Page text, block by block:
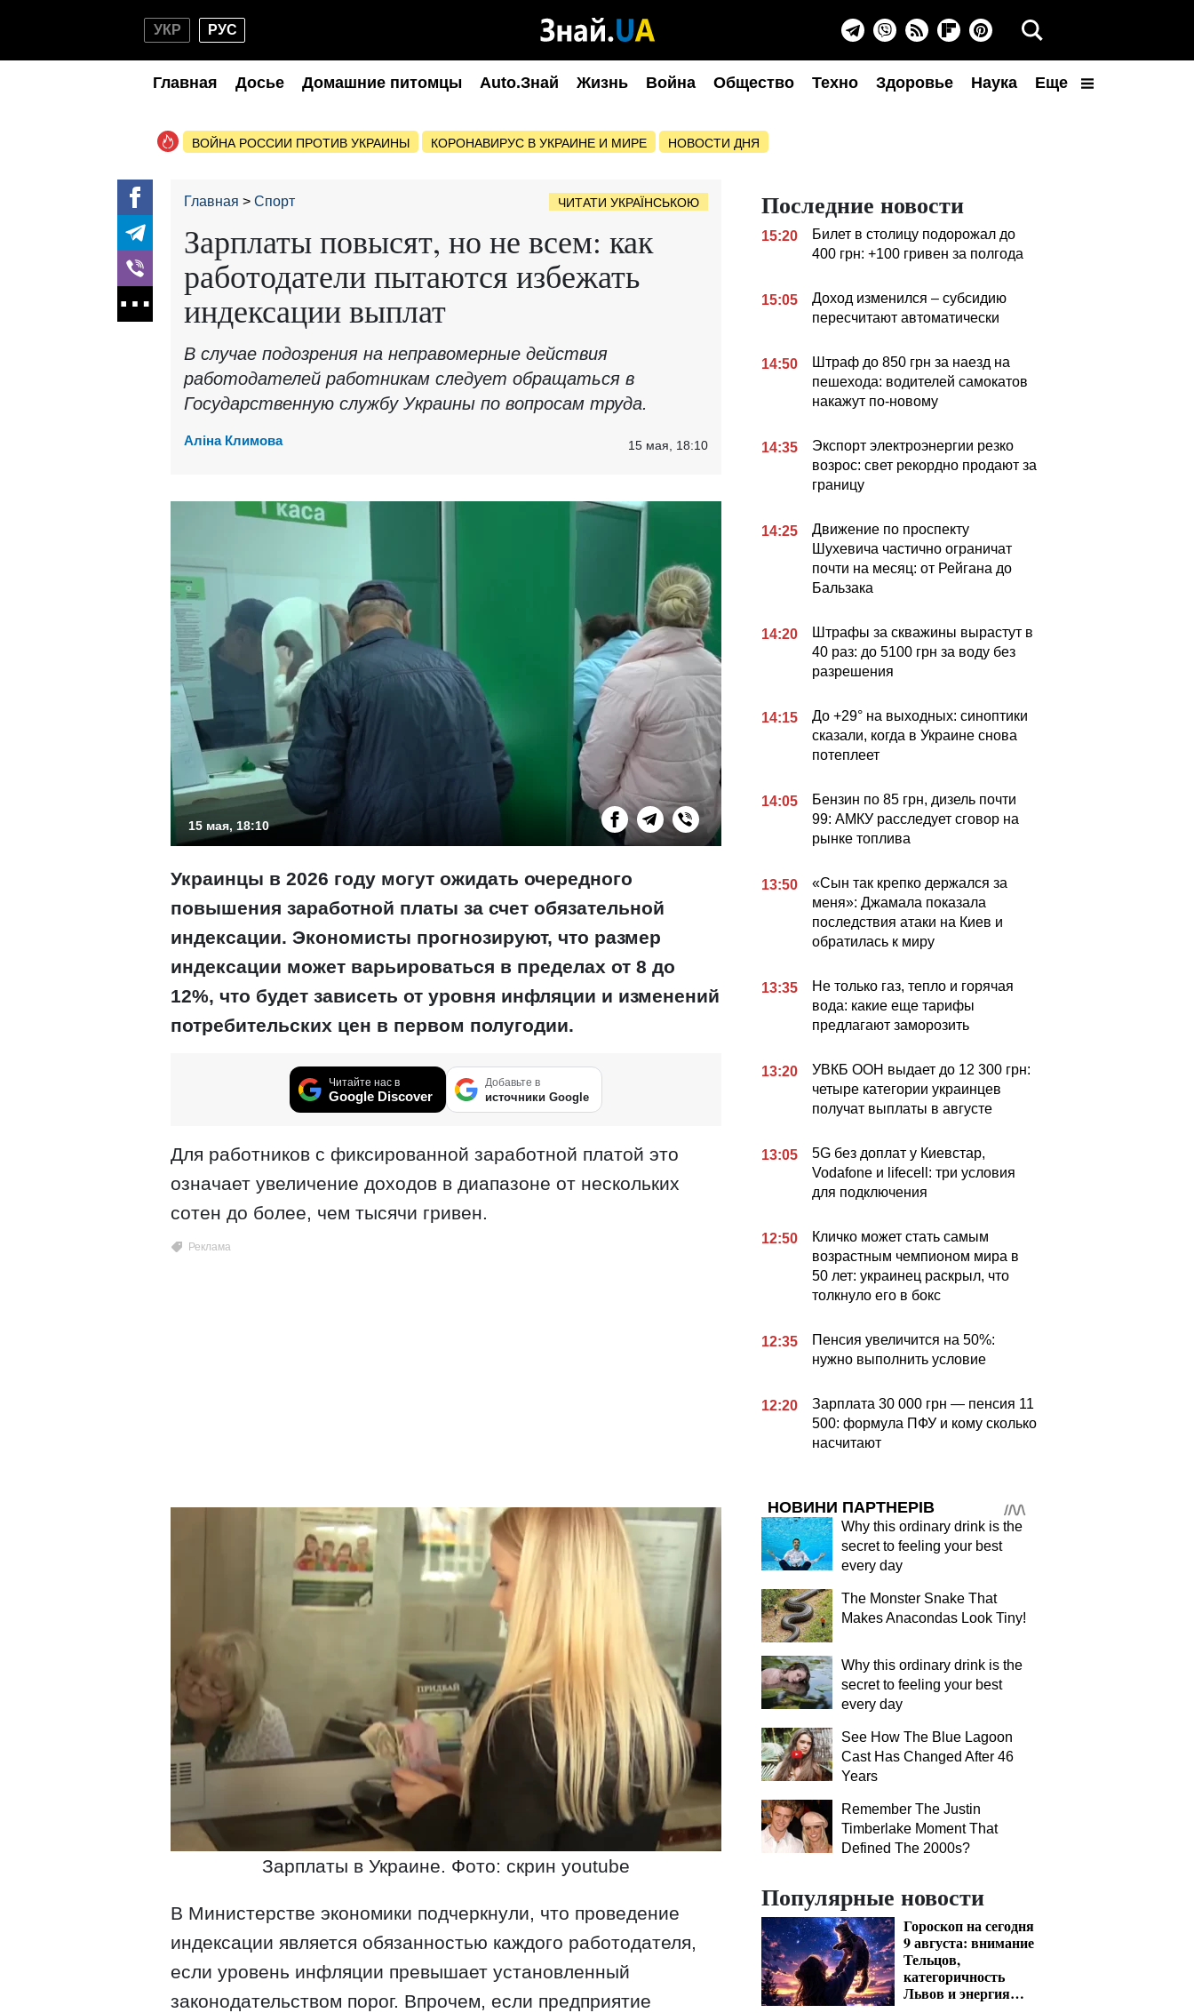
УКР РУС
Главная Досье Домашние питомцы Auto.Знай Жизнь Война Общество Техно Здоровье Наука Еще
ВОЙНА РОССИИ ПРОТИВ УКРАИНЫ КОРОНАВИРУС В УКРАИНЕ И МИРЕ НОВОСТИ ДНЯ
Главная Спорт ЧИТАТИ УКРАЇНСЬКОЮ
Зарплаты повысят, но не всем: как
работодатели пытаются избежать
индексации выплат
В случае подозрения на неправомерные действия
работодателей работникам следует обращаться в
Государственную службу Украины по вопросам труда.
Аліна Климова 15 мая, 18:10
15 мая, 18:10
Украинцы в 2026 году могут ожидать очередного
повышения заработной платы за счет обязательной
индексации. Экономисты прогнозируют, что размер
индексации может варьироваться в пределах от 8 до
12%, что будет зависеть от уровня инфляции и изменений
потребительских цен в первом полугодии.
Читайте нас в
Google Discover
Добавьте в
источники Google
Для работников с фиксированной заработной платой это
означает увеличение доходов в диапазоне от нескольких
сотен до более, чем тысячи гривен.
Зарплаты в Украине. Фото: скрин youtube
В Министерстве экономики подчеркнули, что проведение
индексации является обязанностью каждого работодателя,
если уровень инфляции превышает установленный
законодательством порог. Впрочем, если предприятие
Последние новости
15:20
Билет в столицу подорожал до
400 грн: +100 гривен за полгода
15:05
Доход изменился – субсидию
пересчитают автоматически
14:50
Штраф до 850 грн за наезд на
пешехода: водителей самокатов
накажут по-новому
14:35
Экспорт электроэнергии резко
возрос: свет рекордно продают за
границу
14:25
Движение по проспекту
Шухевича частично ограничат
почти на месяц: от Рейгана до
Бальзака
14:20
Штрафы за скважины вырастут в
40 раз: до 5100 грн за воду без
разрешения
14:15
До +29° на выходных: синоптики
сказали, когда в Украине снова
потеплеет
14:05
Бензин по 85 грн, дизель почти
99: АМКУ расследует сговор на
рынке топлива
13:50
«Сын так крепко держался за
меня»: Джамала показала
последствия атаки на Киев и
обратилась к миру
13:35
Не только газ, тепло и горячая
вода: какие еще тарифы
предлагают заморозить
13:20
УВКБ ООН выдает до 12 300 грн:
четыре категории украинцев
получат выплаты в августе
13:05
5G без доплат у Киевстар,
Vodafone и lifecell: три условия
для подключения
12:50
Кличко может стать самым
возрастным чемпионом мира в
50 лет: украинец раскрыл, что
толкнуло его в бокс
12:35
Пенсия увеличится на 50%:
нужно выполнить условие
12:20
Зарплата 30 000 грн — пенсия 11
500: формула ПФУ и кому сколько
насчитают
НОВИНИ ПАРТНЕРІВ
Why this ordinary drink is the
secret to feeling your best
every day
The Monster Snake That
Makes Anacondas Look Tiny!
Why this ordinary drink is the
secret to feeling your best
every day
See How The Blue Lagoon
Cast Has Changed After 46
Years
Remember The Justin
Timberlake Moment That
Defined The 2000s?
Популярные новости
Гороскоп на сегодня
9 августа: внимание
Тельцов,
категоричность
Львов и энергия